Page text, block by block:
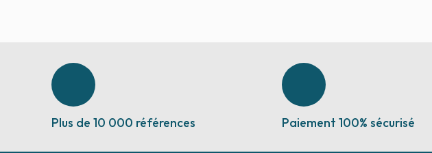
Plus de 10 000 références Paiement 100% sécurisé